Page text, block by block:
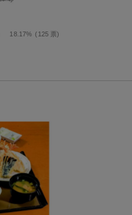
18.17% (125 票)